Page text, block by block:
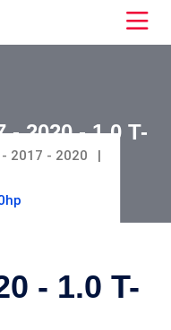
- 2020 - 1.0 T-
2017 - 2020
- 1.0 T-